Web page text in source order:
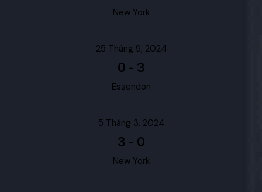
New York
25 Tháng 9, 2024
0 - 3
Essendon
5 Tháng 3, 2024
3 - 0
New York